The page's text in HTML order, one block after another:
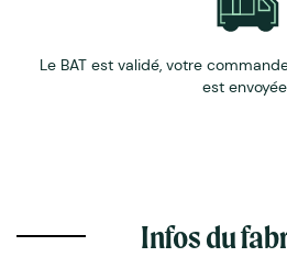
Le BAT est validé, votre
est envoyée.
Infos du